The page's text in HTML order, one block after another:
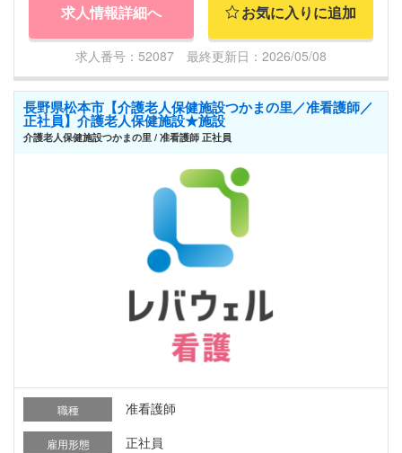
求人情報詳細へ お気に入りに追加
求人番号：52087 最終更新日：2026/05/08
長野県松本市【介護老人保健施設つかまの里／准看護師／
正社員】介護老人保健施設★施設
介護老人保健施設つかまの里 / 准看護師 正社員
職種 准看護師
雇用形態 正社員